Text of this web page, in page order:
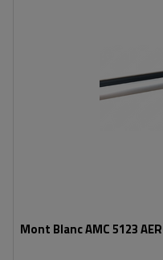
Mont Blanc AMC 5123